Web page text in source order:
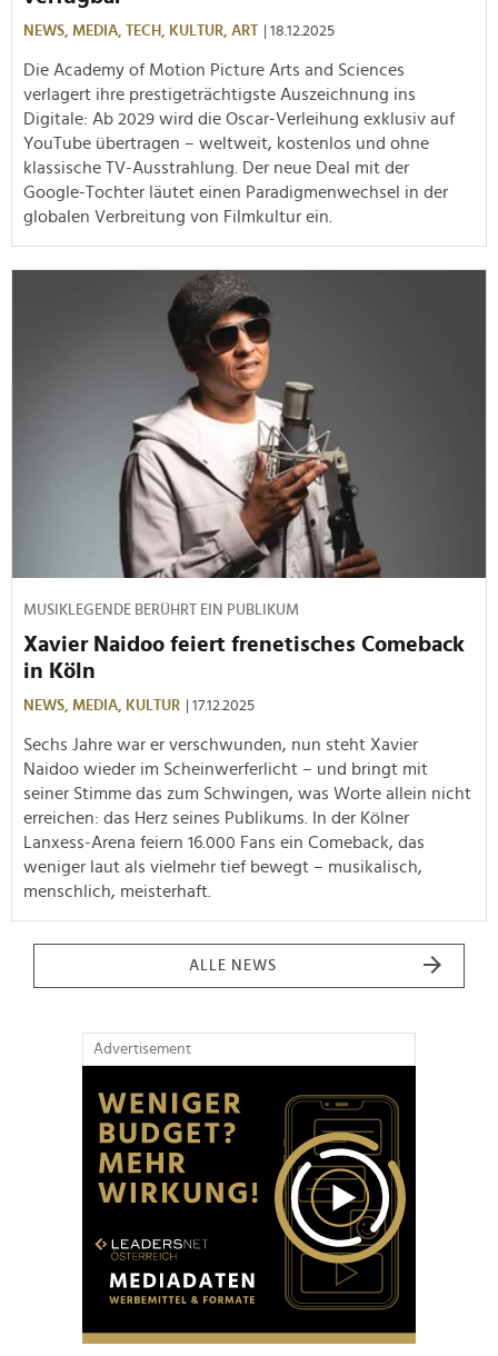
NEWS, MEDIA, TECH, KULTUR, ART | 18.12.2025
Die Academy of Motion Picture Arts and Sciences
verlagert ihre prestigeträchtigste Auszeichnung ins
Digitale: Ab 2029 wird die Oscar-Verleihung exklusiv auf
YouTube übertragen – weltweit, kostenlos und ohne
klassische TV-Ausstrahlung. Der neue Deal mit der
Google-Tochter läutet einen Paradigmenwechsel in der
globalen Verbreitung von Filmkultur ein.
MUSIKLEGENDE BERÜHRT EIN PUBLIKUM
Xavier Naidoo feiert frenetisches Comeback
in Köln
NEWS, MEDIA, KULTUR | 17.12.2025
Sechs Jahre war er verschwunden, nun steht Xavier
Naidoo wieder im Scheinwerferlicht – und bringt mit
seiner Stimme das zum Schwingen, was Worte allein nicht
erreichen: das Herz seines Publikums. In der Kölner
Lanxess-Arena feiern 16.000 Fans ein Comeback, das
weniger laut als vielmehr tief bewegt – musikalisch,
menschlich, meisterhaft.
ALLE NEWS
Advertisement